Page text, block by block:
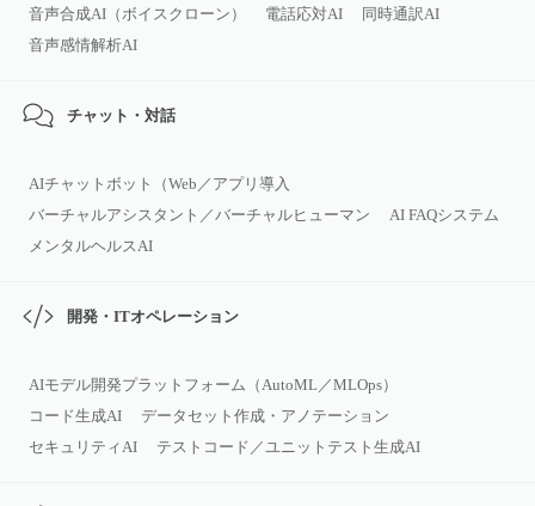
音声合成AI（ボイスクローン） 電話応対AI
同時通訳AI
音声感情解析AI
チャット・対話
AIチャットボット（Web／アプリ導入
バーチャルアシスタント／バーチャルヒューマン
AI FAQシステム
メンタルヘルスAI
開発・ITオペレーション
AIモデル開発プラットフォーム（AutoML／MLOps）
コード生成AI
データセット作成・アノテーション
セキュリティAI
テストコード／ユニットテスト生成AI